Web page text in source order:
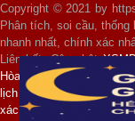
Copyright © 2021 by
Phân tích, soi cầu,
nhanh nhất, chính xác
Liên kết: Cập nhật
Hòa |xổ số 3 miền kết
lịch ngoại hạng anh
|dự
xác 100
xổ số 100 ngày